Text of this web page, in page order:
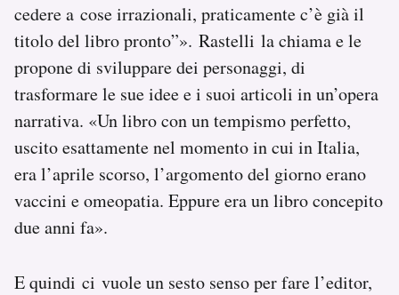
cedere a cose irrazionali, praticamente c’è già il
titolo del libro pronto”». Rastelli la chiama e le
propone di sviluppare dei personaggi, di
trasformare le sue idee e i suoi articoli in un’opera
narrativa. «Un libro con un tempismo perfetto,
uscito esattamente nel momento in cui in Italia,
era l’aprile scorso, l’argomento del giorno erano
vaccini e omeopatia. Eppure era un libro concepito
due anni fa».
E quindi ci vuole un sesto senso per fare l’editor,